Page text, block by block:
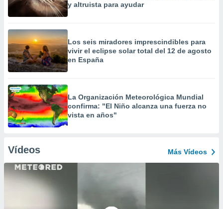
y altruista para ayudar
Los seis miradores imprescindibles para
vivir el eclipse solar total del 12 de agosto
en España
La Organización Meteorológica Mundial
confirma: "El Niño alcanza una fuerza no
vista en años"
Vídeos Más Vídeos